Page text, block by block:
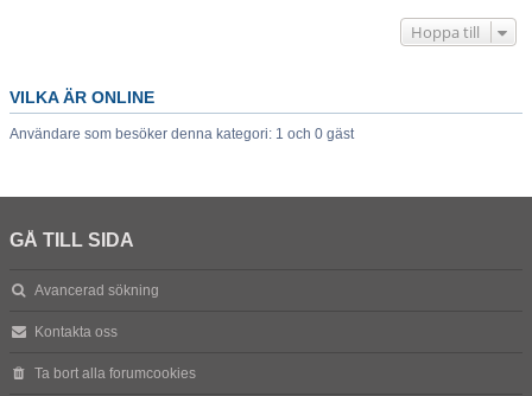
Hoppa till
VILKA ÄR ONLINE
Användare som besöker denna kategori: 1 och 0 gäst
GÅ TILL SIDA
Avancerad sökning
Kontakta oss
Ta bort alla forumcookies